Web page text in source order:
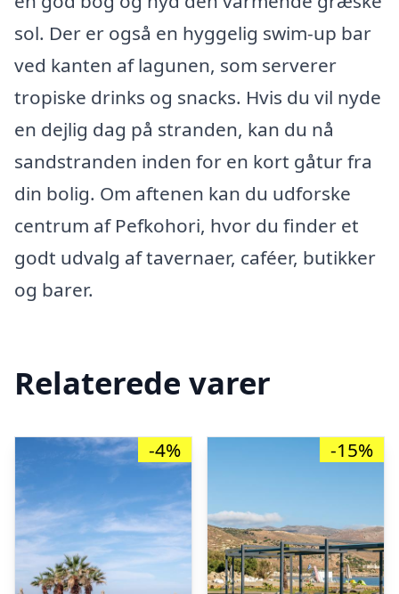
sol. Der er også en hyggelig swim-up bar
ved kanten af lagunen, som serverer
tropiske drinks og snacks. Hvis du vil nyde
en dejlig dag på stranden, kan du nå
sandstranden inden for en kort gåtur fra
din bolig. Om aftenen kan du udforske
centrum af Pefkohori, hvor du finder et
godt udvalg af tavernaer, caféer, butikker
og barer.
Relaterede varer
-4% -15%